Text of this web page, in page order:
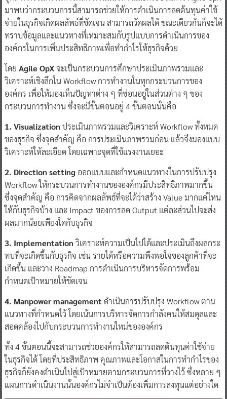
มาพบว่ากระบวนการนี้สามารถช่วยให้การดำเนินการลดต้นทุนค่าใช้
จ่ายในธุรกิจเกิดผลลัพธ์ที่ชัดเจน สามารถวัดผลได้ ขณะเดียวกันก็จะได้
ทราบข้อมูลและแนวทางที่เหมาะสมกับรูปแบบการดำเนินการของ
องค์กรในการเพิ่มประสิทธิภาพเพื่อทำกำไรให้ธุรกิจด้วย
โดย Agile OpXจะเป็นกระบวนการศึกษาประเมินภาพรวมและ
วิเคราะห์เชิงลึกใน Workflow การทำงานในทุกกระบวนการของ
องค์กร เพื่อให้มองเห็นปัญหาต่าง ๆ ที่ซ่อนอยู่ในส่วนต่าง ๆ ของ
กระบวนการทำงาน ซึ่งจะมีขั้นตอนอยู่ 4 ขั้นตอนนั่นคือ
1. Visualizationประเมินภาพรวมและวิเคราะห์ Workflow ทั้งหมด
ของธุรกิจ ซึ่งจุดสำคัญ คือ การประเมินภาพรวมก่อน แล้วจึงมองแบบ
วิเคราะห์ให้ละเอียด โดยเฉพาะจุดที่ใช้แรงงานเยอะ
2. Direction setting ออกแบบและกำหนดแนวทางในการปรับปรุง
Workflow ให้กระบวนการทำงานขององค์กรมีประสิทธิภาพมากขึ้น
ซึ่งจุดสำคัญ คือ การคิดจากผลลัพธ์ที่จะได้ว่าสร้าง Value มากแค่ไหน
ให้กับธุรกิจบ้าง และ Impact ของการลด Output แต่ละส่วนไปจะส่ง
ผลมากน้อยเพียงใดกับธุรกิจ
3. Implementationวิเคราะห์ความเป็นไปได้และประเมินถึงผลกระ
ทบที่จะเกิดขึ้นกับธุรกิจ เช่น รายได้หรือความพึงพอใจของลูกค้าที่จะ
เกิดขึ้น และวาง Roadmap การดำเนินการบริหารจัดการพร้อม
กำหนดเป้าหมายให้ชัดเจน
4. Manpower managementดำเนินการปรับปรุง Workflow ตาม
แนวทางที่กำหนดไว้ โดยเน้นการบริหารจัดการกำลังคนให้สมดุลและ
สอดคล้องไปกับกระบวนการทำงานใหม่ขององค์กร
ทั้ง 4 ขั้นตอนนี้จะสามารถช่วยองค์กรให้สามารถลดต้นทุนค่าใช้จ่าย
ในธุรกิจได้ โดยที่ประสิทธิภาพ คุณภาพและโอกาสในการทำกำไรของ
ธุรกิจก็ยังคงดำเนินไปสู่เป้าหมายตามกระบวนการที่วางไว้ ซึ่งหลาย ๆ
แผนการดำเนินงานนั้นองค์กรไม่จำเป็นต้องเพิ่มการลงทุนแต่อย่างใด